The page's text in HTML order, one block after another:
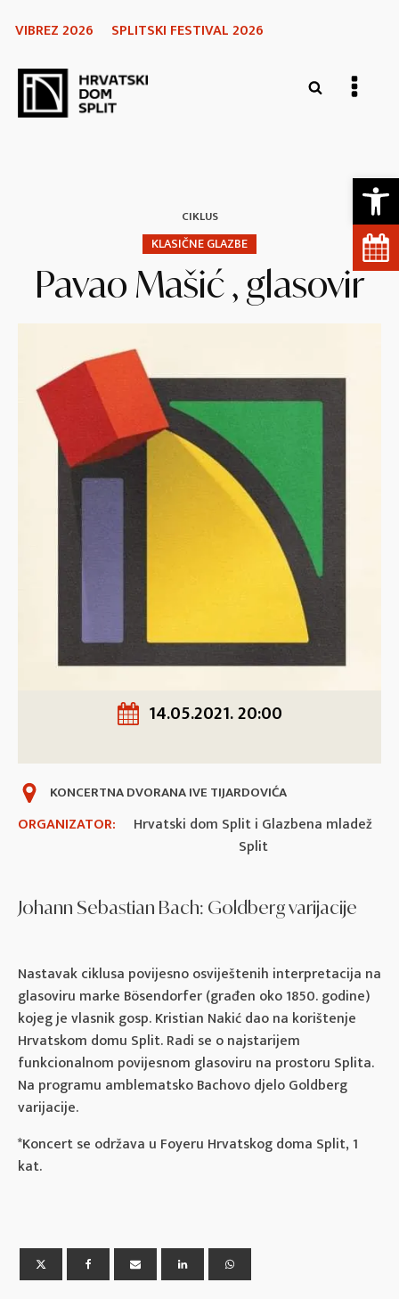
VIBREZ 2026 SPLITSKI FESTIVAL 2026
CIKLUS
KLASIČNE GLAZBE
Pavao Mašić , glasovir
14.05.2021. 20:00
ORGANIZATOR:
Hrvatski dom Split i Glazbena mladež
Split
KONCERTNA DVORANA IVE TIJARDOVIĆA
Johann Sebastian Bach: Goldberg varijacije
Nastavak ciklusa povijesno osviještenih interpretacija na
glasoviru marke Bösendorfer (građen oko 1850. godine)
kojeg je vlasnik gosp. Kristian Nakić dao na korištenje
Hrvatskom domu Split. Radi se o najstarijem
funkcionalnom povijesnom glasoviru na prostoru Splita.
Na programu amblematsko Bachovo djelo Goldberg
varijacije.
*Koncert se održava u Foyeru Hrvatskog doma Split, 1
kat.